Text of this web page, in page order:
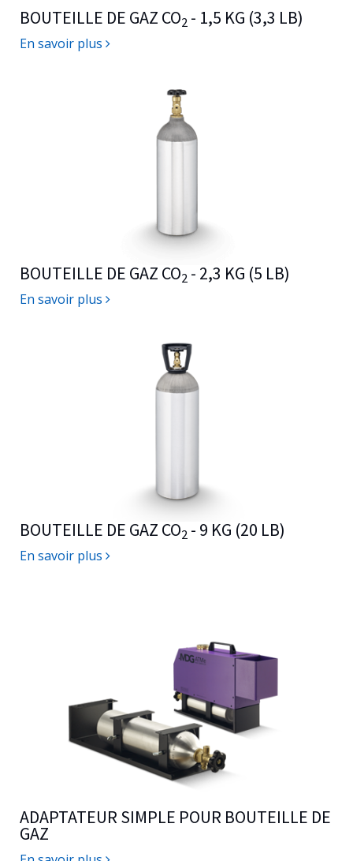
BOUTEILLE DE GAZ CO2 - 1,5 KG (3,3 LB)
En savoir plus
BOUTEILLE DE GAZ CO2 - 2,3 KG (5 LB)
En savoir plus
BOUTEILLE DE GAZ CO2 - 9 KG (20 LB)
En savoir plus
ADAPTATEUR SIMPLE POUR BOUTEILLE DE
GAZ